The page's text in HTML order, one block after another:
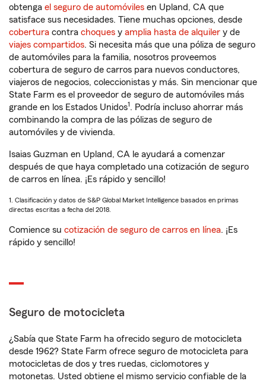
obtenga el seguro de automóviles en Upland, CA que
satisface sus necesidades. Tiene muchas opciones, desde
cobertura contra choques y amplia hasta de alquiler y de
viajes compartidos. Si necesita más que una póliza de seguro
de automóviles para la familia, nosotros proveemos
cobertura de seguro de carros para nuevos conductores,
viajeros de negocios, coleccionistas y más. Sin mencionar que
State Farm es el proveedor de seguro de automóviles más
grande en los Estados Unidos1. Podría incluso ahorrar más
combinando la compra de las pólizas de seguro de
automóviles y de vivienda.
Isaias Guzman en Upland, CA le ayudará a comenzar
después de que haya completado una cotización de seguro
de carros en línea. ¡Es rápido y sencillo!
1. Clasificación y datos de S&P Global Market Intelligence basados en primas
directas escritas a fecha del 2018.
Comience su cotización de seguro de carros en línea. ¡Es
rápido y sencillo!
Seguro de motocicleta
¿Sabía que State Farm ha ofrecido seguro de motocicleta
desde 1962? State Farm ofrece seguro de motocicleta para
motocicletas de dos y tres ruedas, ciclomotores y
motonetas. Usted obtiene el mismo servicio confiable de la